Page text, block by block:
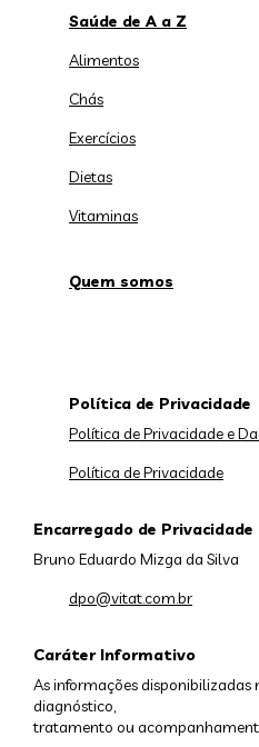
Saúde de A a Z
Alimentos
Chás
Exercícios
Dietas
Vitaminas
Quem somos
Caráter Informativo
As informações
diagnóstico,
tratamento ou
Política de Privacidade
Política de Privacidade e
Política de Privacidade
Encarregado de Privacidade
Bruno Eduardo Mizga da Silva
dpo@vitat.com.br